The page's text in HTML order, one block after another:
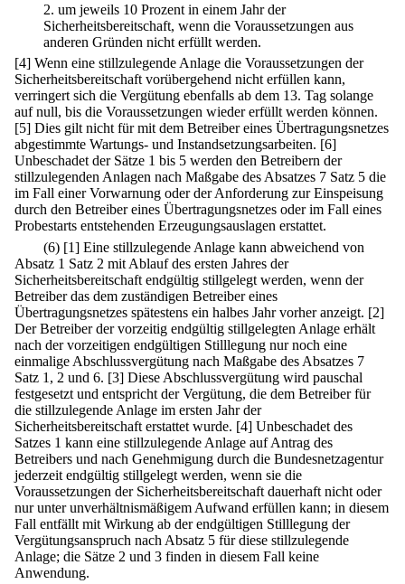
2. um jeweils 10 Prozent in einem Jahr der
Sicherheitsbereitschaft, wenn die Voraussetzungen aus
anderen Gründen nicht erfüllt werden.
[4] Wenn eine stillzulegende Anlage die Voraussetzungen der
Sicherheitsbereitschaft vorübergehend nicht erfüllen kann,
verringert sich die Vergütung ebenfalls ab dem 13. Tag solange
auf null, bis die Voraussetzungen wieder erfüllt werden können.
[5] Dies gilt nicht für mit dem Betreiber eines Übertragungsnetzes
abgestimmte Wartungs- und Instandsetzungsarbeiten. [6]
Unbeschadet der Sätze 1 bis 5 werden den Betreibern der
stillzulegenden Anlagen nach Maßgabe des Absatzes 7 Satz 5 die
im Fall einer Vorwarnung oder der Anforderung zur Einspeisung
durch den Betreiber eines Übertragungsnetzes oder im Fall eines
Probestarts entstehenden Erzeugungsauslagen erstattet.
(6) [1] Eine stillzulegende Anlage kann abweichend von
Absatz 1 Satz 2 mit Ablauf des ersten Jahres der
Sicherheitsbereitschaft endgültig stillgelegt werden, wenn der
Betreiber das dem zuständigen Betreiber eines
Übertragungsnetzes spätestens ein halbes Jahr vorher anzeigt. [2]
Der Betreiber der vorzeitig endgültig stillgelegten Anlage erhält
nach der vorzeitigen endgültigen Stilllegung nur noch eine
einmalige Abschlussvergütung nach Maßgabe des Absatzes 7
Satz 1, 2 und 6. [3] Diese Abschlussvergütung wird pauschal
festgesetzt und entspricht der Vergütung, die dem Betreiber für
die stillzulegende Anlage im ersten Jahr der
Sicherheitsbereitschaft erstattet wurde. [4] Unbeschadet des
Satzes 1 kann eine stillzulegende Anlage auf Antrag des
Betreibers und nach Genehmigung durch die Bundesnetzagentur
jederzeit endgültig stillgelegt werden, wenn sie die
Voraussetzungen der Sicherheitsbereitschaft dauerhaft nicht oder
nur unter unverhältnismäßigem Aufwand erfüllen kann; in diesem
Fall entfällt mit Wirkung ab der endgültigen Stilllegung der
Vergütungsanspruch nach Absatz 5 für diese stillzulegende
Anlage; die Sätze 2 und 3 finden in diesem Fall keine
Anwendung.